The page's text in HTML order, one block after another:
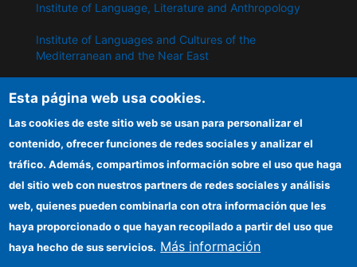
Institute of Language, Literature and Anthropology
Institute of Languages ​​and Cultures of the
Mediterranean and the Near East
Institute of Public Policies and Goods
IPP
CSIC Electronic Office
Information for providers
Esta página web usa cookies.
Las cookies de este sitio web se usan para personalizar el
contenido, ofrecer funciones de redes sociales y analizar el
tráfico. Además, compartimos información sobre el uso que haga
del sitio web con nuestros partners de redes sociales y análisis
web, quienes pueden combinarla con otra información que les
haya proporcionado o que hayan recopilado a partir del uso que
haya hecho de sus servicios. Más información